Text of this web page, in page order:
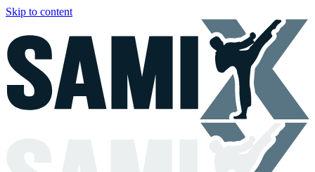
Skip to content